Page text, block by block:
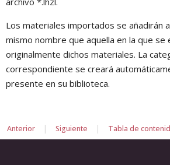
Los materiales importados se añadirán
mismo nombre que aquella en la que se
originalmente dichos materiales. La
correspondiente se creará
presente en su biblioteca.
Anterior | Siguiente | Tabla de